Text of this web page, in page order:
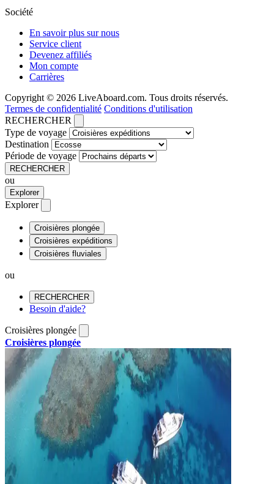
Société
En savoir plus sur nous
Service client
Devenez affiliés
Mon compte
Carrières
Copyright © 2026 LiveAboard.com. Tous droits réservés.
Termes de confidentialité Conditions d'utilisation
RECHERCHER
Type de voyage
Destination
Période de voyage
RECHERCHER
ou
Explorer
Explorer
Croisières plongée
Croisières expéditions
Croisières fluviales
ou
RECHERCHER
Besoin d'aide?
Croisières plongée
Croisières plongée